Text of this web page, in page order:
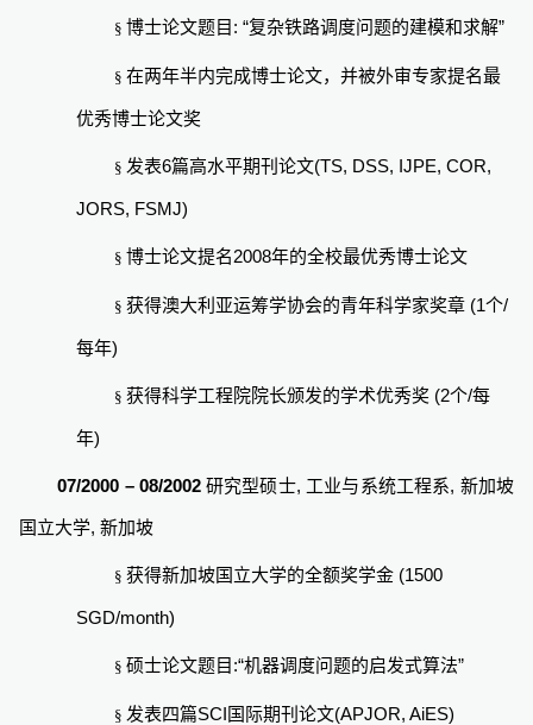
§博士论文题目 : “复杂铁路调度问题的建模和求解”
§在两年半内完成博士论文，并被外审专家提名最
优秀博士论文奖
§ 发表6篇高水平期刊论文(TS, DSS, IJPE, COR,
JORS, FSMJ)
§博士论文提名2008年的全校最优秀博士论文
§获得澳大利亚运筹学协会的青年科学家奖章 (1个/
每年)
§获得科学工程院院长颁发的学术优秀奖 (2个/每
年)
07/2000 – 08/2002 研究型硕士, 工业与系统工程系, 新加坡
国立大学, 新加坡
§获得新加坡国立大学的全额奖学金 (1500
SGD/month)
§硕士论文题目 :“机器调度问题的启发式算法”
§ 发表四篇SCI 国际期刊论文(APJOR, AiES)